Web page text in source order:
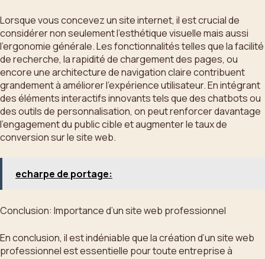
Lorsque vous concevez un site internet, il est crucial de
considérer non seulement l’esthétique visuelle mais aussi
l’ergonomie générale. Les fonctionnalités telles que la facilité
de recherche, la rapidité de chargement des pages, ou
encore une architecture de navigation claire contribuent
grandement à améliorer l’expérience utilisateur. En intégrant
des éléments interactifs innovants tels que des chatbots ou
des outils de personnalisation, on peut renforcer davantage
l’engagement du public cible et augmenter le taux de
conversion sur le site web.
echarpe de portage:
Conclusion: Importance d’un site web professionnel
En conclusion, il est indéniable que la création d’un site web
professionnel est essentielle pour toute entreprise à